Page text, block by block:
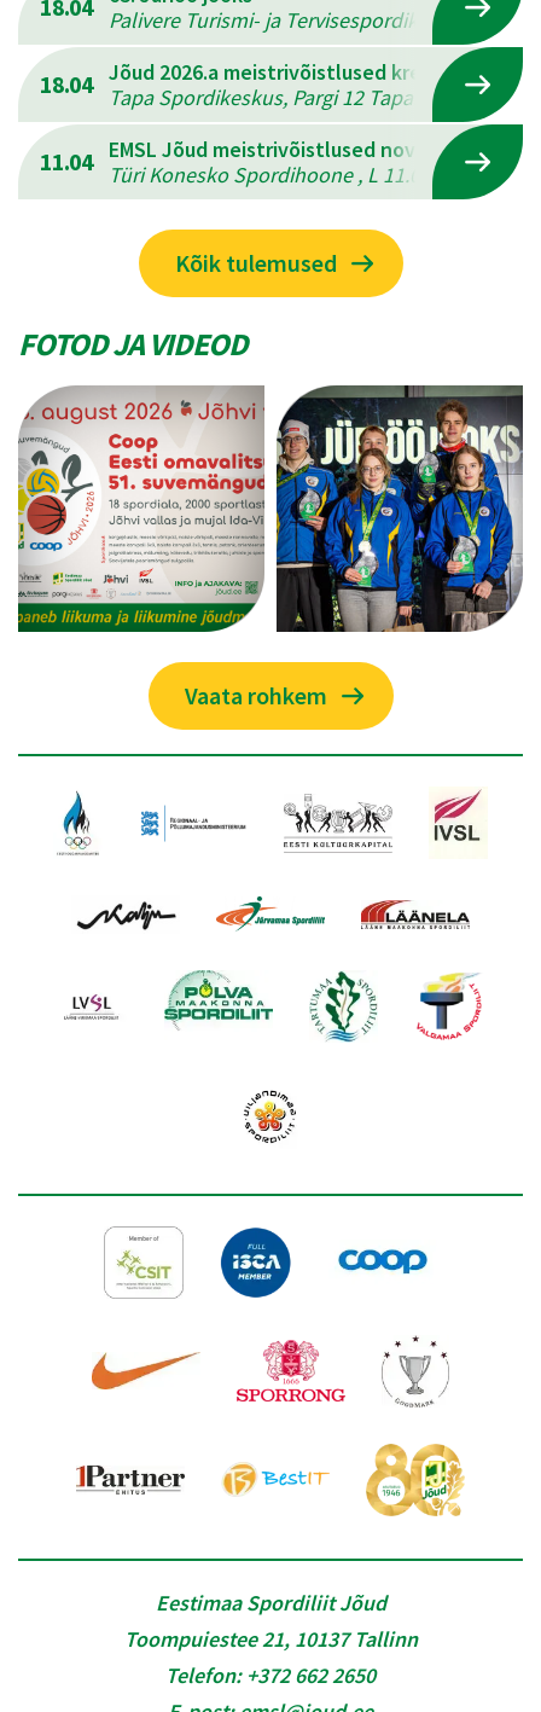
18.04
Palivere Turismi- ja Tervisespordikeskus , L
18.04 Jõud 2026.a meistrivõistlused kreeka-rooma
Tapa Spordikeskus, Pargi 12 Tapal , L
11.04
EMSL Jõud meistrivõistlused novuses
Türi Konesko Spordihoone , L 11.04.2026 - P
Kõik tulemused
FOTOD JA VIDEOD
Vaata rohkem
Eestimaa Spordiliit Jõud
Toompuiestee 21, 10137 Tallinn
Telefon: +372 662 2650